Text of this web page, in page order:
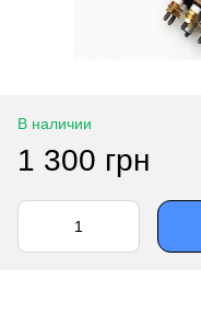
В наличии
1 300 грн